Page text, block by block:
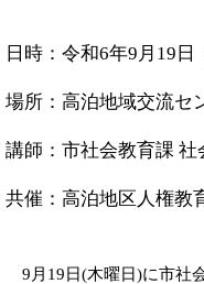
日時：令和6年9月19
場所：高泊地域交流セ
講師：市社会教育課
共催：高泊地区人権教
9月19日(木曜日)に市社